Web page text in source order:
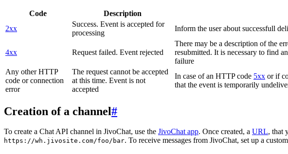
Code Description
2xx
Success. Event is accepted for
processing
Inform the user about successfull
4xx Request failed. Event rejected
There may be a description of the
resubmitted. It is necessary to find
failure
Any other HTTP
code or connection
error
The request cannot be accepted
at this time. Event is not
accepted
In case of an HTTP code 5xx or if
that the event is temporarily
Creation of a channel#
To create a Chat API channel in JivoChat, use the JivoChat app. Once created, a URL, that
https://wh.jivosite.com/foo/bar. To receive messages from JivoChat, set up a